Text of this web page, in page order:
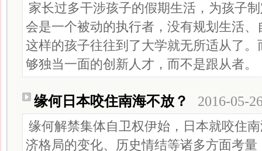
家长过多干涉孩子的假期生活，为孩子
会是一个被动的执行者，没有规划生活
这样的孩子往往到了大学就无所适从了
够独当一面的创新人才，而不是跟从者。
缘何日本咬住南海不放？ 2016-05-
缘何解禁集体自卫权伊始，日本就咬住
济格局的变化、历史情结等诸多方面考